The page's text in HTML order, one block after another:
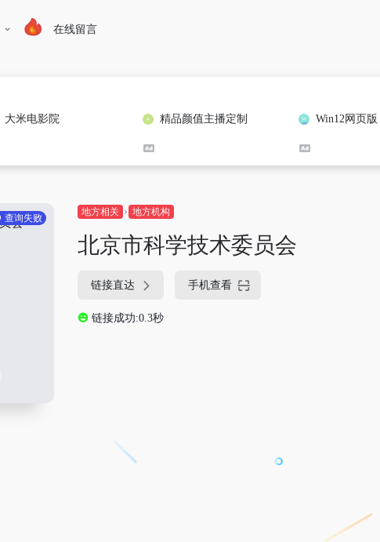
在线留言
大米电影院 精品颜值主播定制 Win12网页版
查询失败
地方相关 地方机构
北京市科学技术委员会
链接直达 手机查看
链接成功:0.3秒